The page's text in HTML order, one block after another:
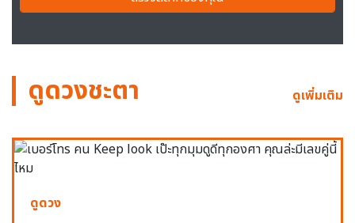
ดูดวงชะตา ดูเพิ่มเติม
ดูดวง